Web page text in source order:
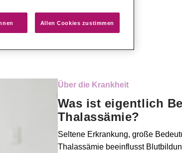
Über die Krankheit
Was ist eigentlich
Thalassämie?
Seltene Erkrankung, große
Thalassämie beeinflusst
Allen Cookies zustimmen